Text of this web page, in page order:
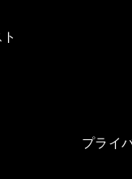
プライ